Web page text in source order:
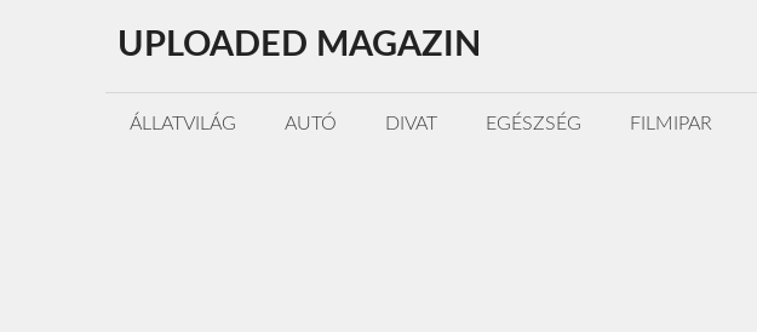
tartalomba
UPLOADED MAGAZIN
ÁLLATVILÁG AUTÓ DIVAT EGÉSZSÉG FILMIPAR